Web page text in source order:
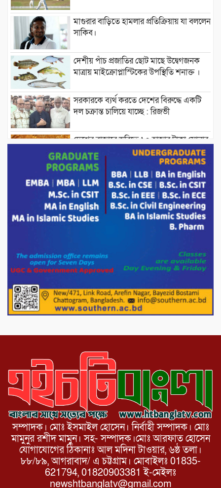
মাগুরার বাড়িতে হামলার প্রতিক্রিয়ায় যা বললেন
সাকিব।
দেশীয় পাঁচ প্রজাতির ছোট মাছে উদ্বেগজনক
মাত্রায় মাইক্রোপ্লাস্টিকের উপস্থিতি শনাক্ত ।
সরকারকে ব্যর্থ করতে দেশের বিরুদ্ধে একটি
দল চক্রান্ত চালিয়ে যাচ্ছে : রিজভী
দেশের বাজারে ভরিতে ১০ হাজার টাকা সোনার
দাম বাড়ানোর ঘোষণা।
ভারপ্রাপ্ত রাষ্ট্রপতি হাফিজ উদ্দিন আহমদের
সাথে এইচটি বাংলা অনলাইন পোর্টাল ও আইপি
টিভির সম্পাদক মোঃ ইসমাইল হোসেনের
সৌজন্য সাক্ষাৎ।
পাটগ্রামে জুলাই অভ্যুত্থান দিবস উপলক্ষে
পোরশায় গণঅভ্যুত্থান দিবসে শহিদ ও জুলাই
১১ দলীয় ঐক্য পোরশা উপজেলা শাখার
সম্পাদক। মোঃ ইসমাইল হোসেন। নির্বাহী সম্পাদক। মোঃ
মামুনুর রশীদ মামুন। সহ- সম্পাদক।মোঃ আরফাত হোসেন
যোগাযোগের ঠিকানাঃ আল মদিনা টাওয়ার, ৬ষ্ঠ তলা।
৮৮/৮৯, আগরাবাদ/ এ চট্টগ্রাম। মোবাইলঃ 01835-
621794, 01820903381 ই-মেইলঃ
newshtbanglatv@gmail.com